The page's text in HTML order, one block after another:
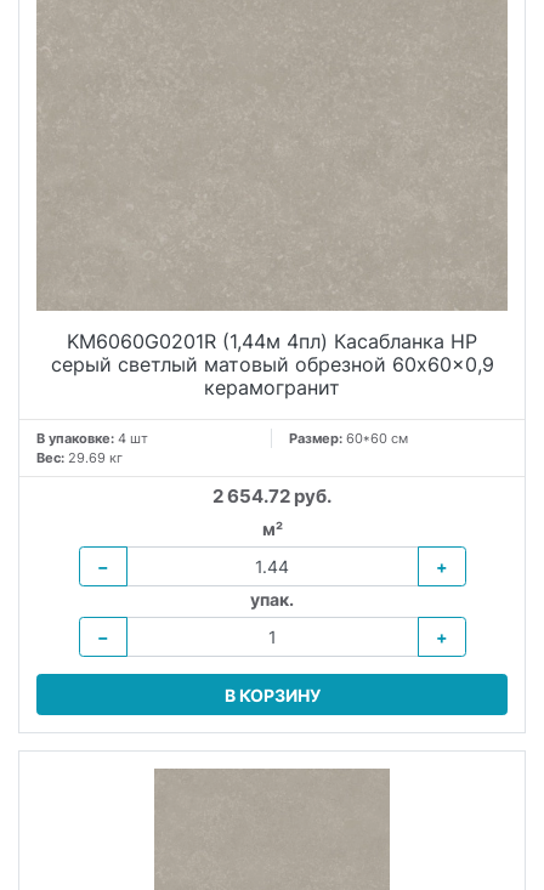
KM6060G0201R (1,44м 4пл) Касабланка HP
серый светлый матовый обрезной 60x60x0,9
керамогранит
В упаковке: 4 шт Размер: 60*60 см
Вес: 29.69 кг
2 654.72 руб.
м²
−
+
упак.
−
+
В КОРЗИНУ